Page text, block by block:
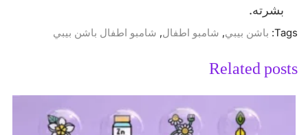
بشرته.
Tags: باشن بيبي, شامبو اطفال, شامبو اطفال باشن بيبي
Related posts